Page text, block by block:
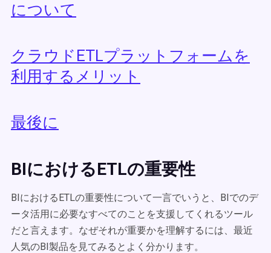
について
クラウドETLプラットフォームを
利用するメリット
最後に
BIにおけるETLの重要性
BIにおけるETLの重要性について一言でいうと、BIでのデ
ータ活用に必要なすべてのことを支援してくれるツール
だと言えます。なぜそれが重要かを理解するには、最近
人気のBI製品を見てみるとよく分かります。